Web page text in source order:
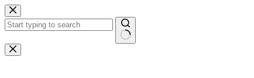
Zum
Inhalt
springen
Keine
Ergebnisse